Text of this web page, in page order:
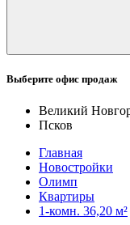
Выберите офис продаж
Великий
Псков
Главная
Новостройки
Олимп
Квартиры
1-комн. 36,20 м²